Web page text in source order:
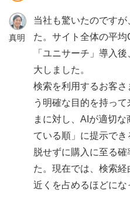
真明
当社も驚いたのです
た。サイト全体の平均
「ユニサーチ」導入
大しました。
検索を利用するお客
う明確な目的を持っ
まに対し、AIが適切
ている順」に提示で
脱せずに購入に至る
た。現在では、検索
近くを占めるほどにな